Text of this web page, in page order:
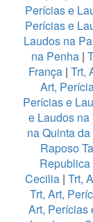
Perícias e
Perícias e
Laudos na
na Penha |
França | Trt,
Art,
Perícias e
e Laudos
na Quinta
Raposo
Republica
Cecilia | Trt,
Trt, Art,
Art, Perícias